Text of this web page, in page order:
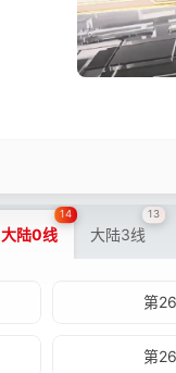
大陆0线
14
大陆3线
13
第
第